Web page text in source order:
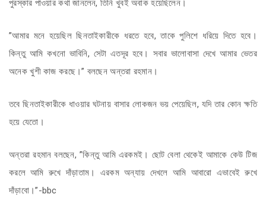
পুরস্কার পাওয়ার কথা জানলেন, তিনি খুবই অবাক হয়েছিলেন।
”আমার মনে হয়েছিল ছিনতাইকারীকে ধরতে হবে, তাকে পুলিশে ধরিয়ে দিতে হবে।
কিন্তু আমি কখনো ভাবিনি, সেটা এতদূর হবে। সবার ভালোবাসা দেখে আমার ভেতর
অনেক খুশী কাজ করছে।” বলছেন অন্তরা রহমান।
তবে ছিনতাইকারীকে ধাওয়ার ঘটনায় বাসার লোকজন ভয় পেয়েছিল, যদি তার কোন ক্ষতি
হয়ে যেতো।
অন্তরা রহমান বলছেন, ”কিন্তু আমি এরকমই। ছোট বেলা থেকেই আমাকে কেউ টিজ
করলে আমি রুখে দাঁড়াতাম। এরকম অন্যায় দেখলে আমি আবারো এভাবেই রুখে
দাঁড়াবো।”-bbc